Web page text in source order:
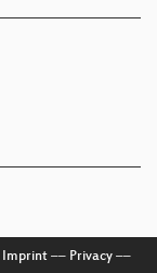
Imprint–– Privacy––